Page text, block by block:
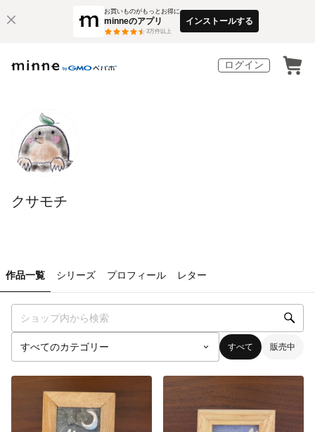
お買いものがもっとお得に
minneのアプリ
3万件以上
インストールする
ログイン
クサモチ
作品一覧 シリーズ プロフィール レター
すべて 販売中